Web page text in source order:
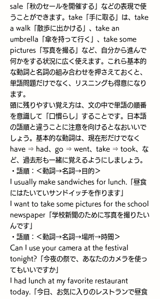
sale「秋のセールを開催する」などの表現で使
うことができます。take「手に取る」は、take
a walk「散歩に出かける」、take an
umbrella「傘を持って行く」、take some
pictures「写真を撮る」など、自分から進んで
何かをする状況に広く使えます。これら基本的
な動詞と名詞の組み合わせを押さえておくと、
単語問題だけでなく、リスニングも得意になり
ます。
頭に残りやすい覚え方は、文の中で単語の順番
を意識して「口慣らし」することです。日本語
の語順と違うことに注意を向けるとなおいいで
しょう。基本的な動詞は、現在形だけでなく
have ⇒ had、go ⇒ went、take ⇒ took、な
ど、過去形も一緒に覚えるようにしましょう。
・語順：＜動詞→名詞→目的＞
I usually make sandwiches for lunch.「昼食
にはたいていサンドイッチを作ります」
I want to take some pictures for the school
newspaper「学校新聞のために写真を撮りたい
んです」
・語順：＜動詞→名詞→場所→時間＞
Can I use your camera at the festival
tonight?「今夜の祭で、あなたのカメラを使っ
てもいいですか」
I had lunch at my favorite restaurant
today.「今日、お気に入りのレストランで昼食